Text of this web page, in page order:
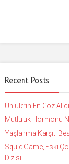
Recent Posts
Ünlülerin En Göz
Mutluluk Hormonu
Yaşlanma Karşıtı
Squid Game, Eski
Dizisi